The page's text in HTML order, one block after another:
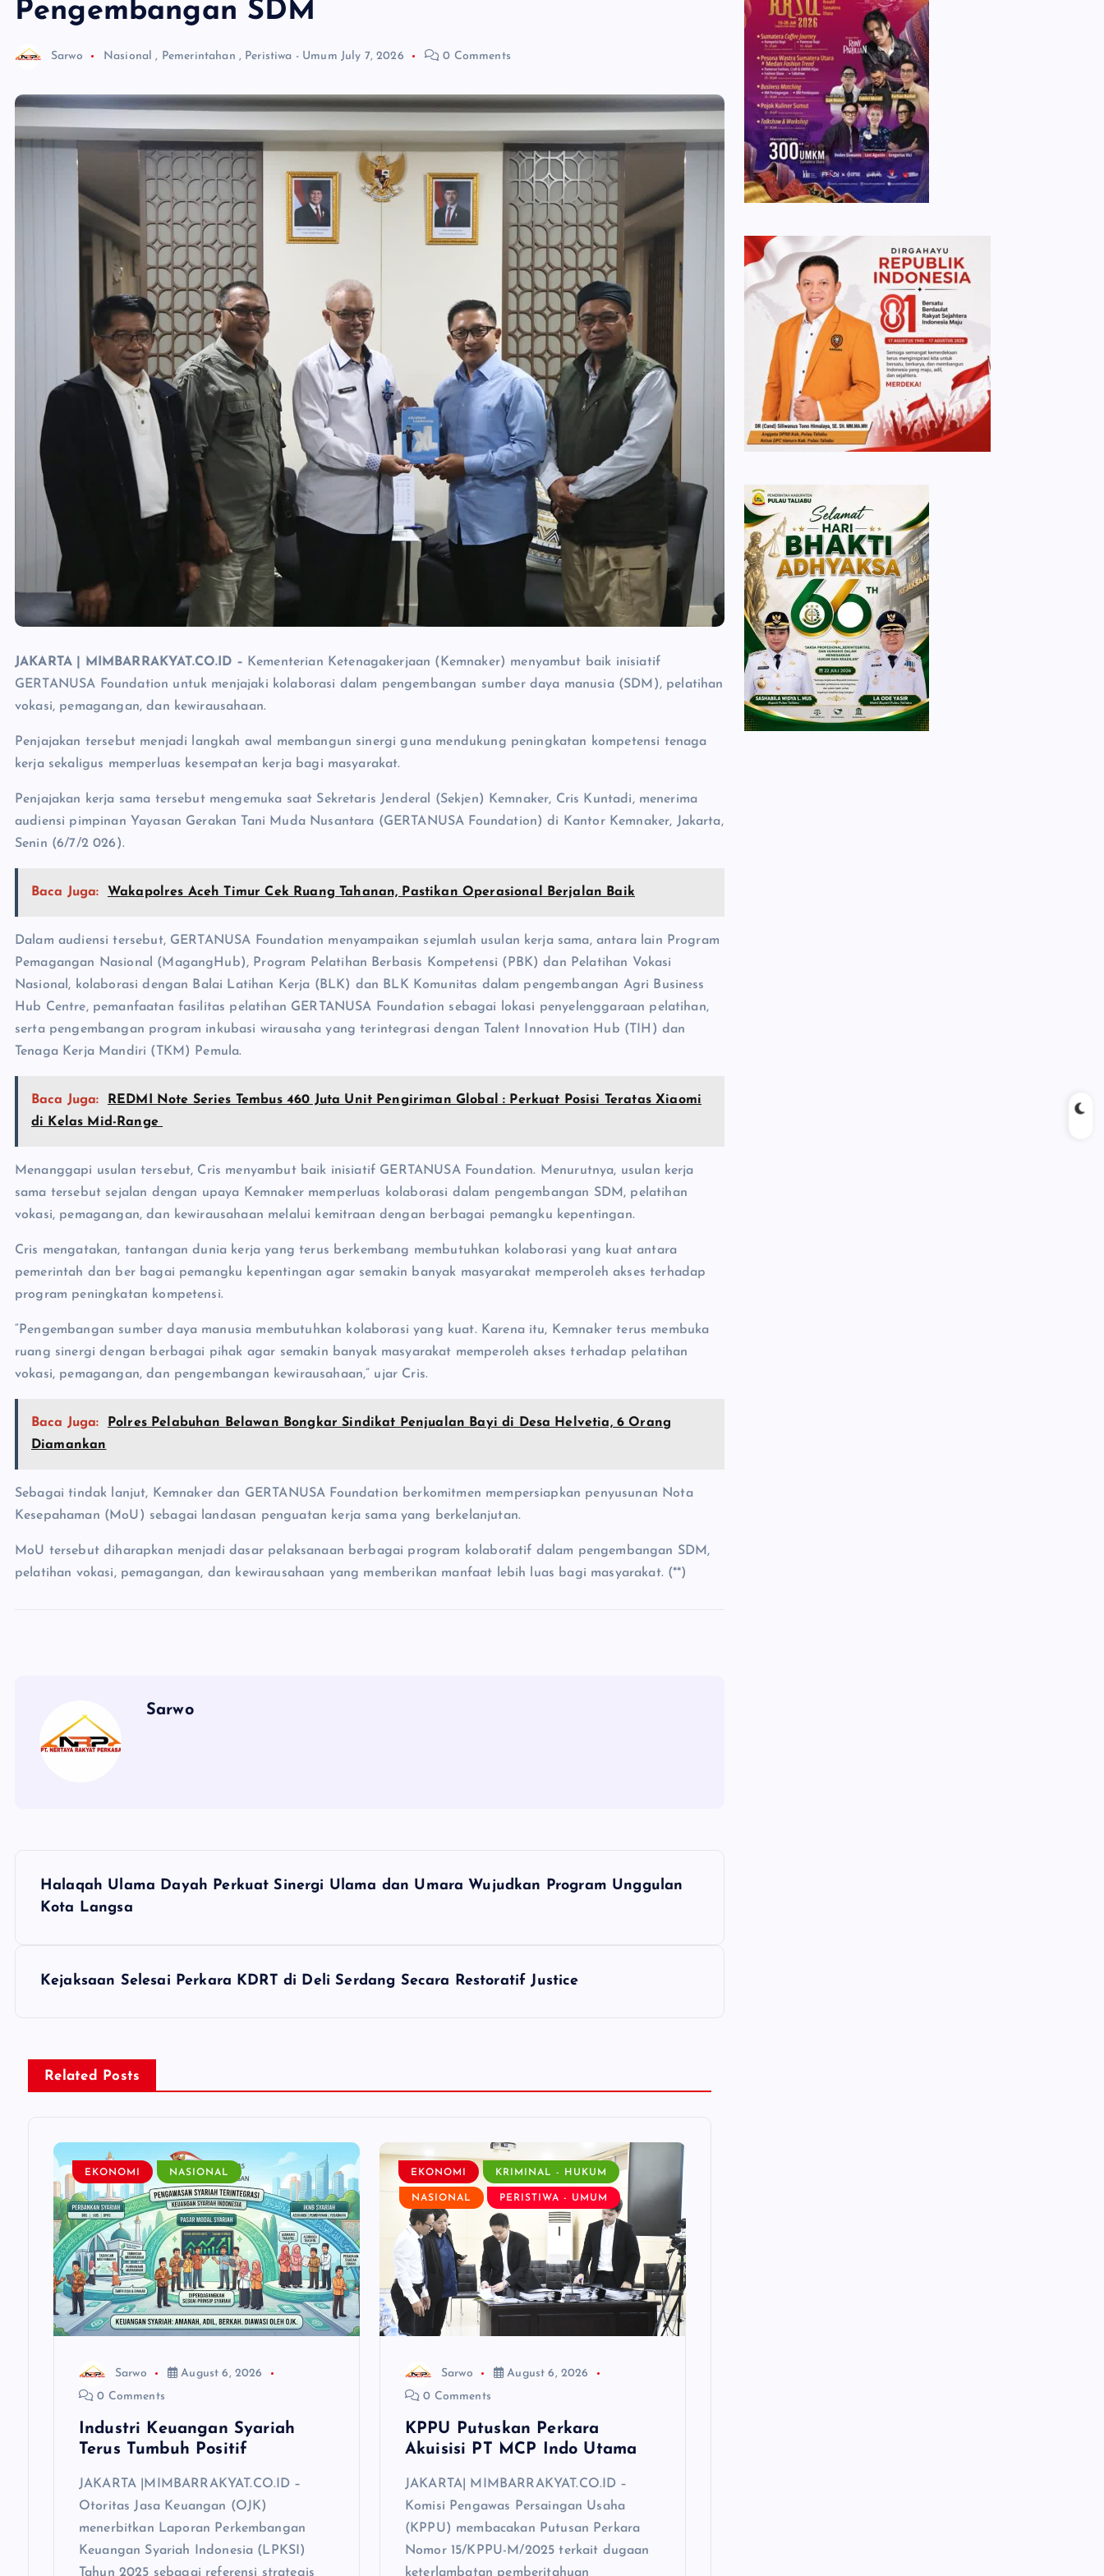
Pengembangan SDM
Sarwo Nasional , Pemerintahan , Peristiwa - Umum July 7, 2026 0 Comments
JAKARTA | MIMBARRAKYAT.CO.ID – Kementerian Ketenagakerjaan (Kemnaker) menyambut baik inisiatif
GERTANUSA Foundation untuk menjajaki kolaborasi dalam pengembangan sumber daya manusia (SDM), pelatihan
vokasi, pemagangan, dan kewirausahaan.
Penjajakan tersebut menjadi langkah awal membangun sinergi guna mendukung peningkatan kompetensi tenaga
kerja sekaligus memperluas kesempatan kerja bagi masyarakat.
Penjajakan kerja sama tersebut mengemuka saat Sekretaris Jenderal (Sekjen) Kemnaker, Cris Kuntadi, menerima
audiensi pimpinan Yayasan Gerakan Tani Muda Nusantara (GERTANUSA Foundation) di Kantor Kemnaker, Jakarta,
Senin (6/7/2 026).
Baca Juga: Wakapolres Aceh Timur Cek Ruang Tahanan, Pastikan Operasional Berjalan Baik
Dalam audiensi tersebut, GERTANUSA Foundation menyampaikan sejumlah usulan kerja sama, antara lain Program
Pemagangan Nasional (MagangHub), Program Pelatihan Berbasis Kompetensi (PBK) dan Pelatihan Vokasi
Nasional, kolaborasi dengan Balai Latihan Kerja (BLK) dan BLK Komunitas dalam pengembangan Agri Business
Hub Centre, pemanfaatan fasilitas pelatihan GERTANUSA Foundation sebagai lokasi penyelenggaraan pelatihan,
serta pengembangan program inkubasi wirausaha yang terintegrasi dengan Talent Innovation Hub (TIH) dan
Tenaga Kerja Mandiri (TKM) Pemula.
Baca Juga:
REDMI Note Series Tembus 460 Juta Unit Pengiriman Global : Perkuat Posisi Teratas Xiaomi
di Kelas Mid-Range
Menanggapi usulan tersebut, Cris menyambut baik inisiatif GERTANUSA Foundation. Menurutnya, usulan kerja
sama tersebut sejalan dengan upaya Kemnaker memperluas kolaborasi dalam pengembangan SDM, pelatihan
vokasi, pemagangan, dan kewirausahaan melalui kemitraan dengan berbagai pemangku kepentingan.
Cris mengatakan, tantangan dunia kerja yang terus berkembang membutuhkan kolaborasi yang kuat antara
pemerintah dan ber bagai pemangku kepentingan agar semakin banyak masyarakat memperoleh akses terhadap
program peningkatan kompetensi.
“Pengembangan sumber daya manusia membutuhkan kolaborasi yang kuat. Karena itu, Kemnaker terus membuka
ruang sinergi dengan berbagai pihak agar semakin banyak masyarakat memperoleh akses terhadap pelatihan
vokasi, pemagangan, dan pengembangan kewirausahaan,” ujar Cris.
Baca Juga:
Polres Pelabuhan Belawan Bongkar Sindikat Penjualan Bayi di Desa Helvetia, 6 Orang
Diamankan
Sebagai tindak lanjut, Kemnaker dan GERTANUSA Foundation berkomitmen mempersiapkan penyusunan Nota
Kesepahaman (MoU) sebagai landasan penguatan kerja sama yang berkelanjutan.
MoU tersebut diharapkan menjadi dasar pelaksanaan berbagai program kolaboratif dalam pengembangan SDM,
pelatihan vokasi, pemagangan, dan kewirausahaan yang memberikan manfaat lebih luas bagi masyarakat. (**)
Sarwo
n
a
Halaqah Ulama Dayah Perkuat Sinergi Ulama dan Umara Wujudkan Program Unggulan
Kota Langsa
Kejaksaan Selesai Perkara KDRT di Deli Serdang Secara Restoratif Justice
Related Posts
EKONOMI NASIONAL
Sarwo
August 6, 2026
0 Comments
Industri Keuangan Syariah
Terus Tumbuh Positif
JAKARTA |MIMBARRAKYAT.CO.ID –
Otoritas Jasa Keuangan (OJK)
menerbitkan Laporan Perkembangan
Keuangan Syariah Indonesia (LPKSI)
Tahun 2025 sebagai referensi strategis
EKONOMI KRIMINAL - HUKUM
NASIONAL PERISTIWA - UMUM
Sarwo
August 6, 2026
0 Comments
KPPU Putuskan Perkara
Akuisisi PT MCP Indo Utama
JAKARTA| MIMBARRAKYAT.CO.ID –
Komisi Pengawas Persaingan Usaha
(KPPU) membacakan Putusan Perkara
Nomor 15/KPPU-M/2025 terkait dugaan
keterlambatan pemberitahuan